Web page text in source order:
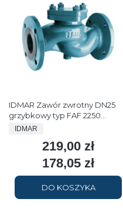
IDMAR Zawór zwrotny DN25
grzybkowy typ FAF 2250
kołnierz 1.6MPa
PRODUCENT
IDMAR
Cena
219,00 zł
Cena
178,05 zł
DO KOSZYKA